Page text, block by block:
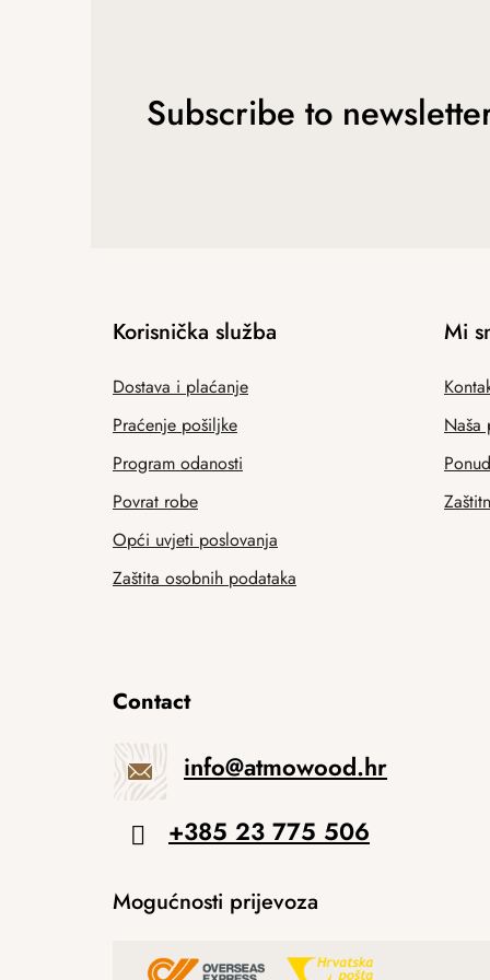
Subscribe to
Korisnička služba
Dostava i plaćanje
Praćenje pošiljke
Program odanosti
Povrat robe
Opći uvjeti poslovanja
Zaštita osobnih podataka
Mi
Naša
Contact
info@atmowood.hr
+385 23 775 506
Mogućnosti prijevoza